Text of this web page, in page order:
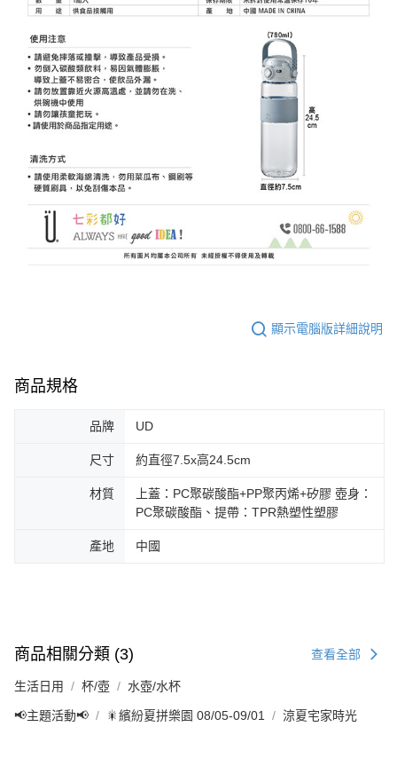
顯示電腦版詳細說明
商品規格
品牌 UD
尺寸 約直徑7.5x高24.5cm
材質
上蓋：PC聚碳酸酯+PP聚丙烯+矽膠 壺身：
PC聚碳酸酯、提帶：TPR熱塑性塑膠
產地 中國
商品相關分類 (3) 查看全部
生活日用 杯/壺 水壺/水杯
📢主題活動📢 🎇繽紛夏拼樂園 08/05-09/01 涼夏宅家時光